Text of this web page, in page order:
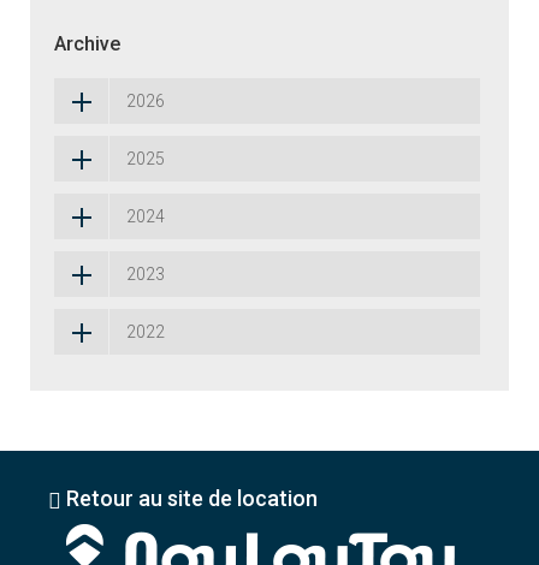
Archive
2026
2025
2024
2023
2022
Retour au site de location